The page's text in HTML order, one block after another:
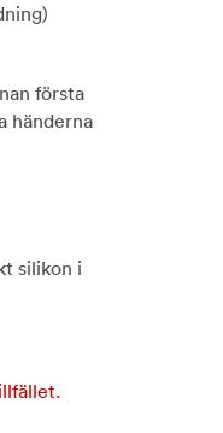
första
händerna
silikon i